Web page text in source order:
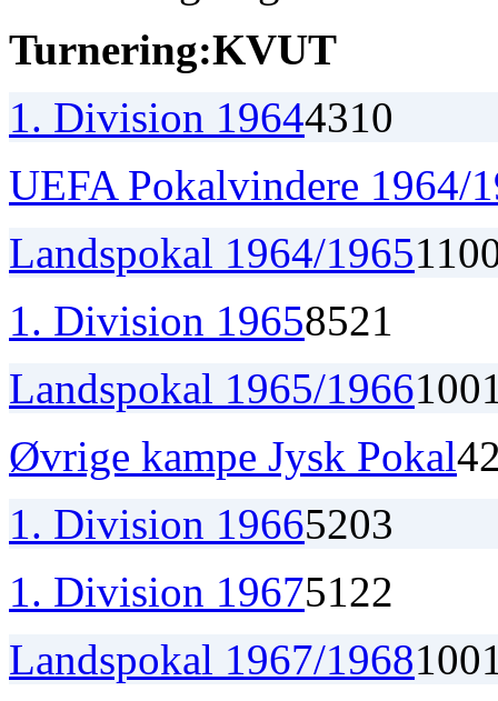
Turnering:KVUT
1. Division 19644310
UEFA Pokalvindere 1964/
Landspokal 1964/1965110
1. Division 19658521
Landspokal 1965/1966100
Øvrige kampe Jysk Pokal4
1. Division 19665203
1. Division 19675122
Landspokal 1967/1968100